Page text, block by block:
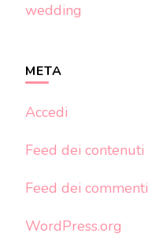
wedding
META
Accedi
Feed dei contenuti
Feed dei commenti
WordPress.org